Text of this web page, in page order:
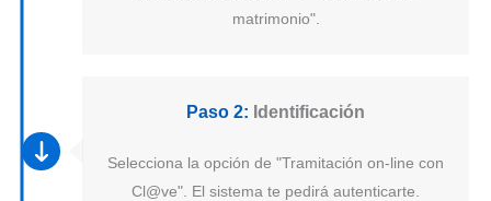
matrimonio".
Paso 2: Identificación
Selecciona la opción de "Tramitación on-line con
Cl@ve". El sistema te pedirá autenticarte.